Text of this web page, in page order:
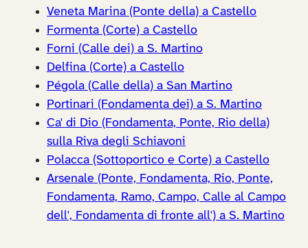
Veneta Marina (Ponte della) a Castello
Formenta (Corte) a Castello
Forni (Calle dei) a S. Martino
Delfina (Corte) a Castello
Pégola (Calle della) a San Martino
Portinari (Fondamenta dei) a S. Martino
Ca' di Dio (Fondamenta, Ponte, Rio della)
sulla Riva degli Schiavoni
Polacca (Sottoportico e Corte) a Castello
Arsenale (Ponte, Fondamenta, Rio, Ponte,
Fondamenta, Ramo, Campo, Calle al Campo
dell', Fondamenta di fronte all') a S. Martino